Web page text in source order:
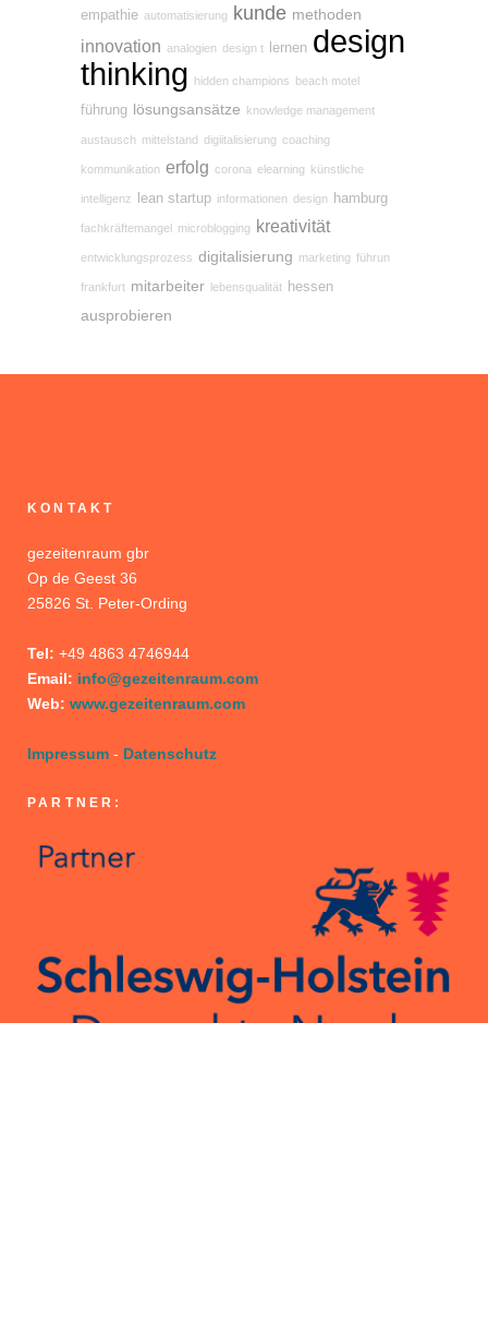
empathie automatisierung kunde methoden
innovation analogien design t lernen design
thinking hidden champions beach motel
führung lösungsansätze knowledge management
austausch mittelstand digiitalisierung coaching
kommunikation erfolg corona elearning künstliche
intelligenz lean startup informationen design hamburg
fachkräftemangel microblogging kreativität
entwicklungsprozess digitalisierung marketing führun
frankfurt mitarbeiter lebensqualität hessen
ausprobieren
KONTAKT
gezeitenraum gbr
Op de Geest 36
25826 St. Peter-Ording
Tel: +49 4863 4746944
Email: info@gezeitenraum.com
Web: www.gezeitenraum.com
Impressum - Datenschutz
PARTNER: